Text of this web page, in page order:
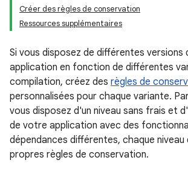
Créer des règles de conservation
Ressources supplémentaires
Si vous disposez de différentes versions
application en fonction de différentes
compilation, créez des règles de
personnalisées pour chaque variante.
vous disposez d'un niveau sans frais et
de votre application avec des
dépendances différentes, chaque
propres règles de conservation.